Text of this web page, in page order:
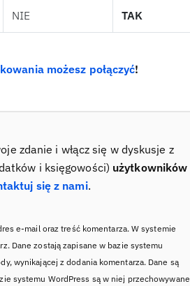
NIE TAK
możesz połączyć!
zdanie i włącz się w dyskusje z
i księgowości) użytkowników
się z nami.
e-mail oraz treść komentarza. W systemie
Dane zostają zapisane w bazie systemu
wynikającej z dodania komentarza. Dane są
systemu WordPress są w niej przechowywane